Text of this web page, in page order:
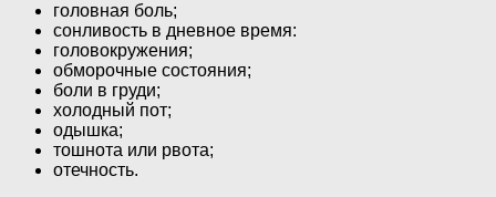
головная боль;
сонливость в дневное время:
головокружения;
обморочные состояния;
боли в груди;
холодный пот;
одышка;
тошнота или рвота;
отечность.